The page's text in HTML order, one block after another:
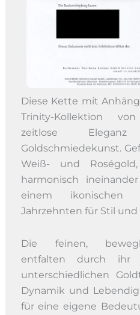
Diese Kette mit
Trinity-Kollektion
zeitlose
Goldschmiedekunst.
Weiß- und
harmonisch
einem
Jahrzehnten für Stil
Die feinen,
entfalten durch ihr
unterschiedlichen
Dynamik und
für eine eigene